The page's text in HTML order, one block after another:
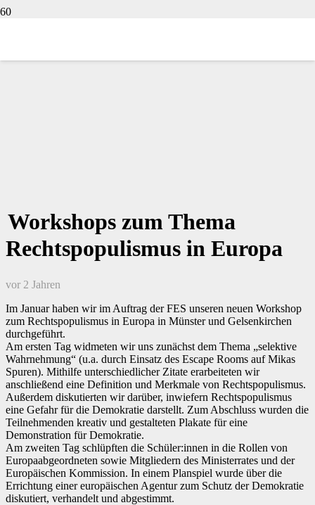
Workshops zum Thema
Rechtspopulismus in Europa
vor 2 Jahren
Im Januar haben wir im Auftrag der FES unseren neuen Workshop
zum Rechtspopulismus in Europa in Münster und Gelsenkirchen
durchgeführt.
Am ersten Tag widmeten wir uns zunächst dem Thema „selektive
Wahrnehmung“ (u.a. durch Einsatz des Escape Rooms auf Mikas
Spuren). Mithilfe unterschiedlicher Zitate erarbeiteten wir
anschließend eine Definition und Merkmale von Rechtspopulismus.
Außerdem diskutierten wir darüber, inwiefern Rechtspopulismus
eine Gefahr für die Demokratie darstellt. Zum Abschluss wurden die
Teilnehmenden kreativ und gestalteten Plakate für eine
Demonstration für Demokratie.
Am zweiten Tag schlüpften die Schüler:innen in die Rollen von
Europaabgeordneten sowie Mitgliedern des Ministerrates und der
Europäischen Kommission. In einem Planspiel wurde über die
Errichtung einer europäischen Agentur zum Schutz der Demokratie
diskutiert, verhandelt und abgestimmt.